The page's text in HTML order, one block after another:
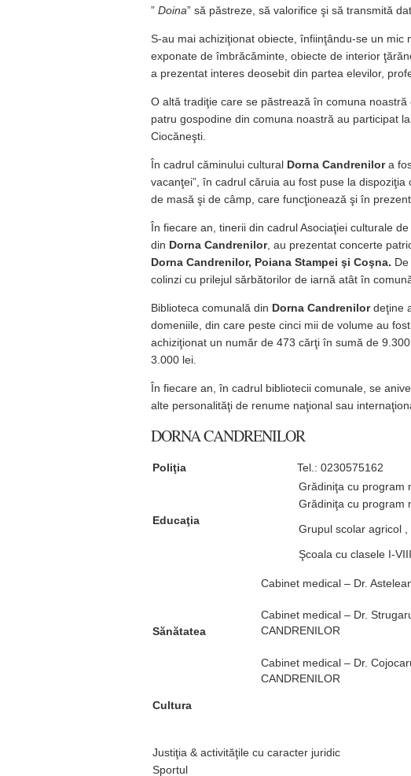
” Doina” să păstreze, să valorifice şi să transmită
S-au mai achiziţionat obiecte, înfiinţându-se un
exponate de îmbrăcăminte, obiecte de interior
a prezentat interes deosebit din partea elevilor,
O altă tradiţie care se păstrează în comuna
patru gospodine din comuna noastră au participat la
Ciocăneşti.
În cadrul căminului cultural Dorna Candrenilora
vacanţei”, în cadrul căruia au fost puse la
de masă şi de câmp, care funcţionează şi în prezent.
În fiecare an, tinerii din cadrul Asociaţiei culturale
din Dorna Candrenilor, au prezentat concerte
Dorna Candrenilor, Poiana Stampei şi Coşna.
colinzi cu prilejul sărbătorilor de iarnă atât în
Biblioteca comunală din Dorna Candrenilordeţine
domeniile, din care peste cinci mii de volume au
achiziţionat un număr de 473 cărţi în sumă de
3.000 lei.
În fiecare an, în cadrul bibliotecii comunale, se
alte personalităţi de renume naţional sau
DORNA CANDRENILOR
Poliţia Tel.: 0230575162
Educaţia
Grădiniţa cu program
Grădiniţa cu program
Grupul scolar agricol ,
Şcoala cu clasele I-
Sănătatea
Cabinet medical – Dr.
Cabinet medical – Dr.
CANDRENILOR
Cabinet medical – Dr.
CANDRENILOR
Cultura
Justiţia & activităţile cu caracter juridic
Sportul